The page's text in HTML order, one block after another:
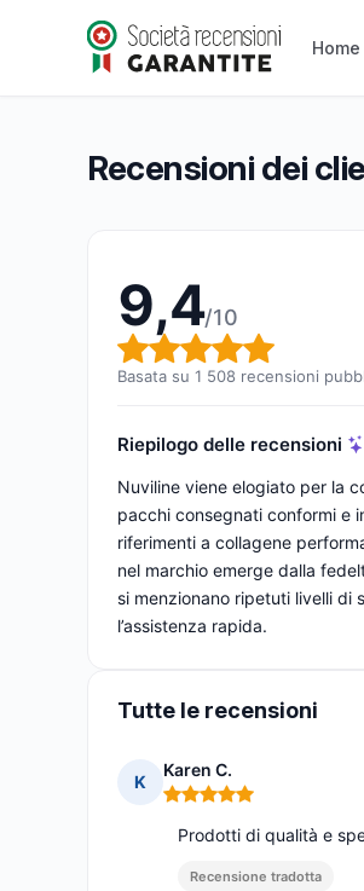
Home
Nuviline
Valutazione globale: 9,4 su 10
9,4/10(1 508 recensioni)
Recensioni dei
9,4/10
Valutazione
Basata su 1 508 recensioni
Riepilogo delle recensioni
Nuviline viene elogiato per la
pacchi consegnati conformi e
riferimenti a collagene
nel marchio emerge dalla
si menzionano ripetuti livelli di
l’assistenza rapida.
Tutte le recensioni
K
Karen C.
Nota: 5 su 5
Prodotti di qualità e
Recensione tradotta